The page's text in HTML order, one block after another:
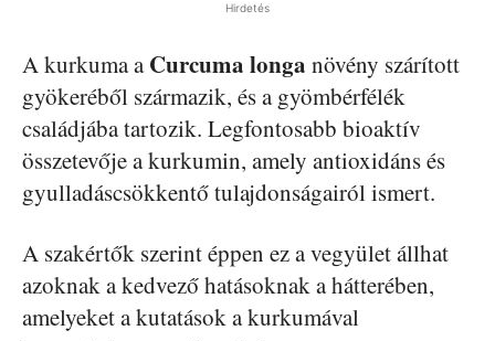
Hirdetés
A kurkuma aCurcuma longa növény szárított
gyökeréből származik, és a gyömbérfélék
családjába tartozik. Legfontosabb bioaktív
összetevője a kurkumin, amely antioxidáns és
gyulladáscsökkentő tulajdonságairól ismert.
A szakértők szerint éppen ez a vegyület állhat
azoknak a kedvező hatásoknak a hátterében,
amelyeket a kutatások a kurkumával